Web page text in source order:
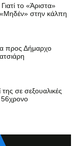
το «Άριστα»
«Μηδέν» στην κάλπη
προς Δήμαρχο
σε σεξουαλικές
56χρονο